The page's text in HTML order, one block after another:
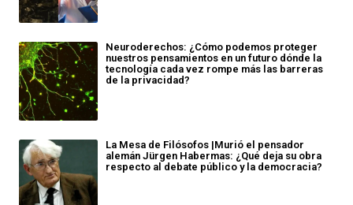
Neuroderechos: ¿Cómo podemos proteger
nuestros pensamientos en un futuro dónde la
tecnología cada vez rompe más las barreras
de la privacidad?
La Mesa de Filósofos |Murió el pensador
alemán Jürgen Habermas: ¿Qué deja su obra
respecto al debate público y la democracia?